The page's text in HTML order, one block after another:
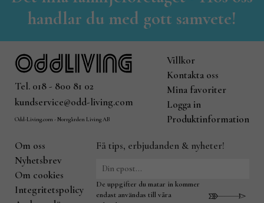
handlar du med gott samvete!
Tel. 018 - 800 81 02
kundservice@odd-living.com
Odd-Living.com - Norrgården Living AB
Villkor
Kontakta oss
Mina favoriter
Logga in
Produktinformation
Om oss
Nyhetsbrev
Om cookies
Integritetspolicy
Få tips, erbjudanden & nyheter!
De uppgifter du matar in kommer
endast användas till våra